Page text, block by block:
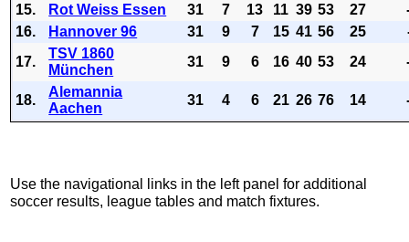
15.
Rot Weiss Essen 31 7 13 11 39 53 27
16.
Hannover 96 31 9 7 15 41 56 25
17.
TSV 1860
München
31 9 6 16 40 53 24
18.
Alemannia
Aachen
31 4 6 21 26 76 14
Use the navigational links in the left panel for additional
soccer results, league tables and match fixtures.